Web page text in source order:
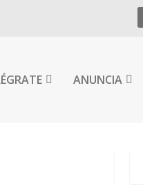
ANUNCIA